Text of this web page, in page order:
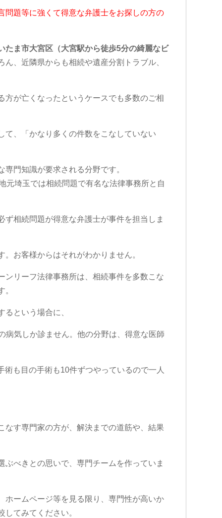
問題等に強くて得意な弁護士をお探しの方の
たま市大宮区（大宮駅から徒歩5分の綺麗なビ
、近隣県からも相続や遺産分割トラブル、
が亡くなったというケースでも多数のご相
て、「かなり多くの件数をこなしていない
門知識が要求される分野です。
元埼玉では相続問題で有名な法律事務所と自
ず相続問題が得意な弁護士が事件を担当しま
お客様からはそれがわかりません。
ンリーフ法律事務所は、相続事件を多数こな
。
という場合に、
気しか診ません。他の分野は、得意な医師
も目の手術も10件ずつやっているので一人
なす専門家の方が、解決までの道筋や、結果
べきとの思いで、専門チームを作っていま
ホームページ等を見る限り、専門性が高いか
てみてください。